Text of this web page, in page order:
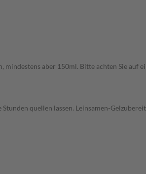
mindestens aber 150ml. Bitte achten Sie auf
quellen lassen. Leinsamen-